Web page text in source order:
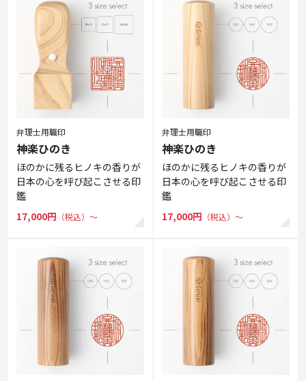
弁理士用職印
神楽ひのき
ほのかに残るヒノキの香りが
日本の心を呼び起こさせる印
鑑
17,000円 （税込）〜
弁理士用職印
神楽ひのき
ほのかに残るヒノキの香りが
日本の心を呼び起こさせる印
鑑
17,000円 （税込）〜